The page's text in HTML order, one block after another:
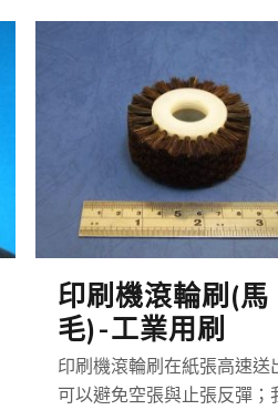
印刷機滾輪刷(馬
毛)-工業用刷
印刷機滾輪刷在紙張高速送
可以避免空張與止張反彈；